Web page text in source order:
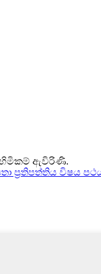
හිමිකම් ඇවිරිණි.
ප්‍රතිපත්තිය විෂය